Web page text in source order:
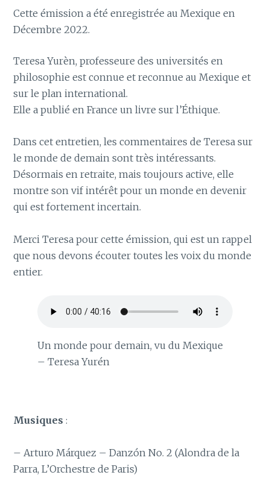
Cette émission a été enregistrée au Mexique en
Décembre 2022.
Teresa Yurèn, professeure des universités en
philosophie est connue et reconnue au Mexique et
sur le plan international.
Elle a publié en France un livre sur l’Éthique.
Dans cet entretien, les commentaires de Teresa sur
le monde de demain sont très intéressants.
Désormais en retraite, mais toujours active, elle
montre son vif intérêt pour un monde en devenir
qui est fortement incertain.
Merci Teresa pour cette émission, qui est un rappel
que nous devons écouter toutes les voix du monde
entier.
Un monde pour demain, vu du Mexique
– Teresa Yurén
Musiques :
– Arturo Márquez – Danzón No. 2 (Alondra de la
Parra, L’Orchestre de Paris)